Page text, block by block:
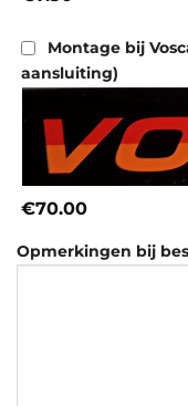
Montage bij
aansluiting)
€70.00
Opmerkingen bij